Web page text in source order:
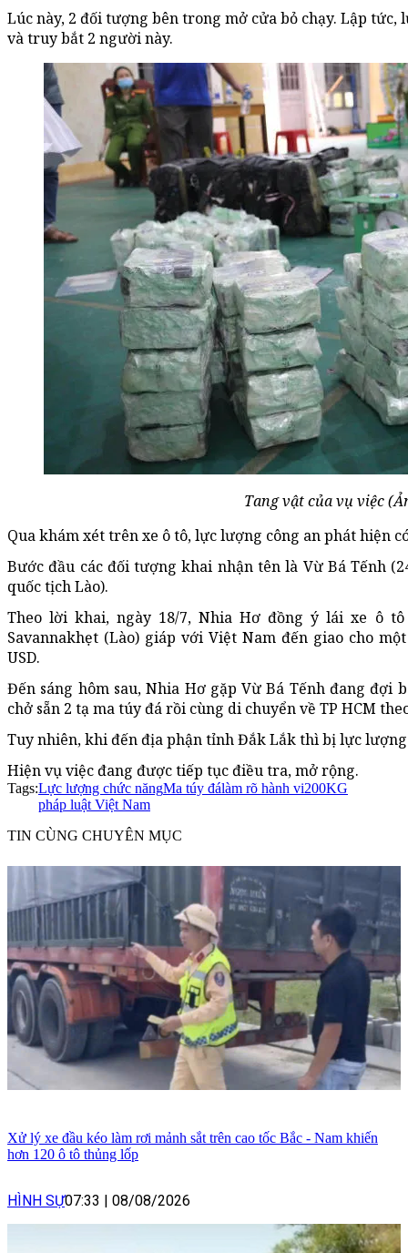
Lúc này, 2 đối tượng bên trong mở cửa bỏ chạy. Lập tức,
và truy bắt 2 người này.
Tang vật của vụ việc
Qua khám xét trên xe ô tô, lực lượng công an phát hiện
Bước đầu các đối tượng khai nhận tên là Vừ Bá Tếnh
quốc tịch Lào).
Theo lời khai, ngày 18/7, Nhia Hơ đồng ý lái xe ô
Savannakhẹt (Lào) giáp với Việt Nam đến giao cho
USD.
Đến sáng hôm sau, Nhia Hơ gặp Vừ Bá Tếnh đang đợi
chở sẵn 2 tạ ma túy đá rồi cùng di chuyển về TP HCM
Tuy nhiên, khi đến địa phận tỉnh Đắk Lắk thì bị lực
Hiện vụ việc đang được tiếp tục điều tra, mở rộng.
Tags:Lực lượng chức năngMa túy đálàm rõ hành vi200KG
pháp luật Việt Nam
TIN CÙNG CHUYÊN MỤC
Xử lý xe đầu kéo làm rơi mảnh sắt trên cao tốc Bắc - Nam khiến
hơn 120 ô tô thủng lốp
HÌNH SỰ07:33 | 08/08/2026